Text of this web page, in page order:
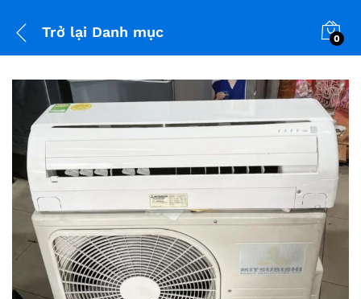
Trở lại Danh mục 0